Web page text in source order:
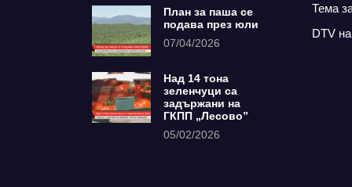
План за паша се
подава през юли
07/04/2026
Над 14 тона
зеленчуци са
задържани на
ГКПП „Лесово”
05/02/2026
Тема
DTV